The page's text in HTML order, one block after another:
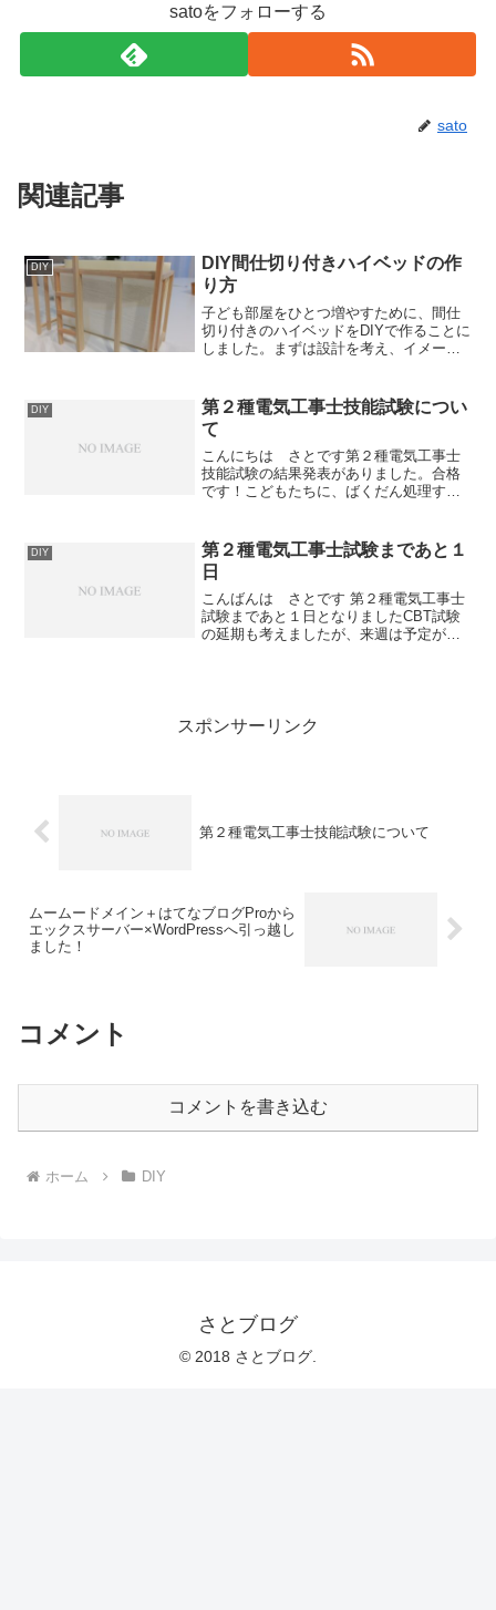
satoをフォローする
sato
関連記事
DIY
DIY間仕切り付きハイベッドの作
り方
子ども部屋をひとつ増やすために、間仕
切り付きのハイベッドをDIYで作ることに
しました。まずは設計を考え、イメージ
成後の部屋の雰囲気が想像しやすくな
り、「これならいけそう...
DIY
第２種電気工事士技能試験につい
て
こんにちは さとです第２種電気工事士
技能試験の結果発表がありました。合格
です！こどもたちに、ばくだん処理する
について参考にしていただければ…ま
ず、会場は地元の私立大学で...
DIY
第２種電気工事士試験まであと１
日
こんばんは さとです 第２種電気工事士
試験まであと１日となりましたCBT試験
の延期も考えましたが、来週は予定が入
スポンサーリンク
第２種電気工事士技能試験について
ムームードメイン＋はてなブログProから
エックスサーバー×WordPressへ引っ越し
ました！
コメント
コメントを書き込む
ホーム DIY
さとブログ
© 2018 さとブログ.